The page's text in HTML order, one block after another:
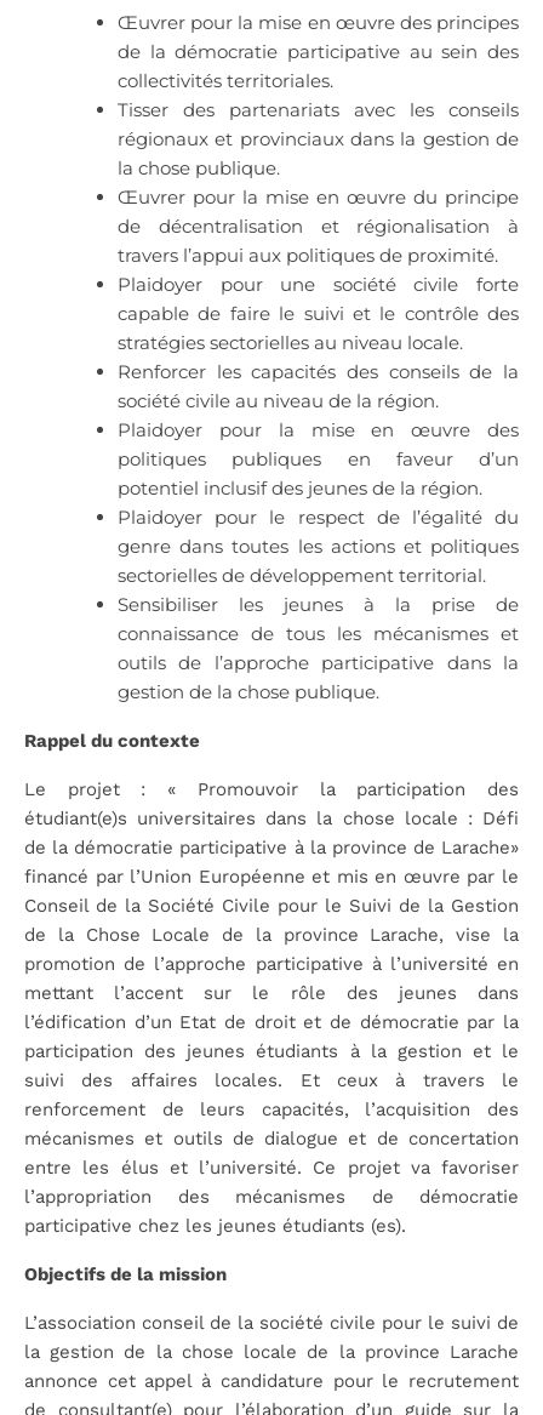
Œuvrer pour la mise en œuvre des principes
de la démocratie participative au sein des
collectivités territoriales.
Tisser des partenariats avec les conseils
régionaux et provinciaux dans la gestion de
la chose publique.
Œuvrer pour la mise en œuvre du principe
de décentralisation et régionalisation à
travers l’appui aux politiques de proximité.
Plaidoyer pour une société civile forte
capable de faire le suivi et le contrôle des
stratégies sectorielles au niveau locale.
Renforcer les capacités des conseils de la
société civile au niveau de la région.
Plaidoyer pour la mise en œuvre des
politiques publiques en faveur d’un
potentiel inclusif des jeunes de la région.
Plaidoyer pour le respect de l’égalité du
genre dans toutes les actions et politiques
sectorielles de développement territorial.
Sensibiliser les jeunes à la prise de
connaissance de tous les mécanismes et
outils de l’approche participative dans la
gestion de la chose publique.
Rappel du contexte
Le projet : « Promouvoir la participation des
étudiant(e)s universitaires dans la chose locale : Défi
de la démocratie participative à la province de Larache»
financé par l’Union Européenne et mis en œuvre par le
Conseil de la Société Civile pour le Suivi de la Gestion
de la Chose Locale de la province Larache, vise la
promotion de l’approche participative à l’université en
mettant l’accent sur le rôle des jeunes dans
l’édification d’un Etat de droit et de démocratie par la
participation des jeunes étudiants à la gestion et le
suivi des affaires locales. Et ceux à travers le
renforcement de leurs capacités, l’acquisition des
mécanismes et outils de dialogue et de concertation
entre les élus et l’université. Ce projet va favoriser
l’appropriation des mécanismes de démocratie
participative chez les jeunes étudiants (es).
Objectifs de la mission
L’association conseil de la société civile pour le suivi de
la gestion de la chose locale de la province Larache
annonce cet appel à candidature pour le recrutement
de consultant(e) pour l’élaboration d’un guide sur la